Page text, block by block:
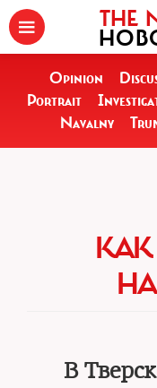
THE
Opinion
Portrait
Navalny
В